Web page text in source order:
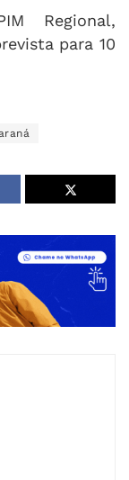
Regional,
para 10